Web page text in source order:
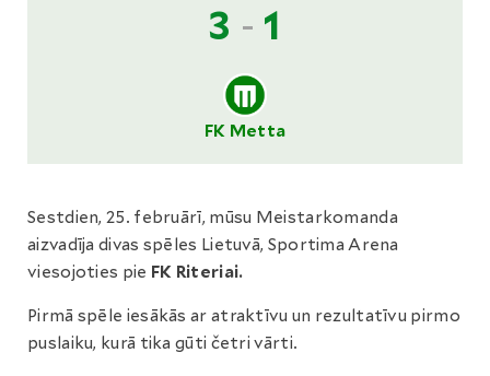
3 - 1
FK Metta
Sestdien, 25. februārī, mūsu Meistarkomanda
aizvadīja divas spēles Lietuvā, Sportima Arena
viesojoties pie FK Riteriai.
Pirmā spēle iesākās ar atraktīvu un rezultatīvu pirmo
puslaiku, kurā tika gūti četri vārti.